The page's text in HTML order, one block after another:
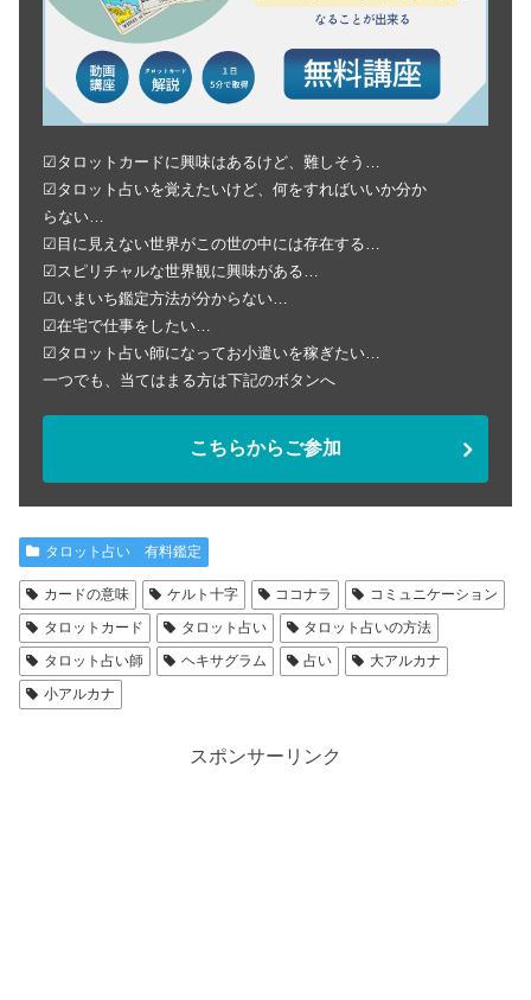
☑タロットカードに興味はあるけど、難しそう…
☑タロット占いを覚えたいけど、何をすればいいか分か
らない…
☑目に見えない世界がこの世の中には存在する…
☑スピリチャルな世界観に興味がある…
☑いまいち鑑定方法が分からない…
☑在宅で仕事をしたい…
☑タロット占い師になってお小遣いを稼ぎたい…
一つでも、当てはまる方は下記のボタンへ
こちらからご参加
タロット占い 有料鑑定
カードの意味 ケルト十字 ココナラ
コミュニケーション
タロットカード
タロット占い
タロット占いの方法
タロット占い師
ヘキサグラム 占い
大アルカナ
小アルカナ
スポンサーリンク